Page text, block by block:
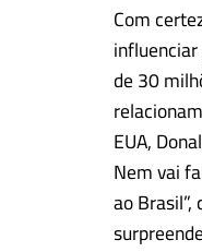
Com
de 30
EUA,
Nem vai
ao